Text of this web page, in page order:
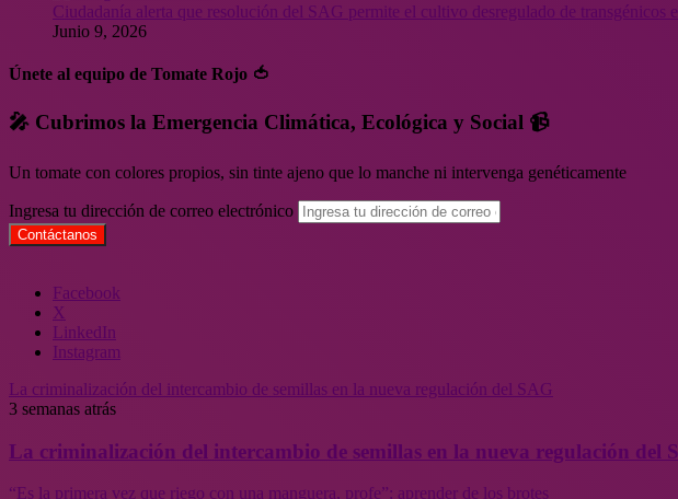
Ciudadanía alerta que resolución del SAG permite el cultivo desregulado de transgénicos
Junio 9, 2026
Únete al equipo de Tomate Rojo 🍅
🎤 Cubrimos la Emergencia Climática, Ecológica y Social 📹
Un tomate con colores propios, sin tinte ajeno que lo manche ni intervenga genéticamente
Ingresa tu dirección de correo electrónico
Facebook
X
LinkedIn
Instagram
La criminalización del intercambio de semillas en la nueva regulación del SAG
3 semanas atrás
La criminalización del intercambio de semillas en la nueva regulación del
“Es la primera vez que riego con una manguera, profe”: aprender de los brotes